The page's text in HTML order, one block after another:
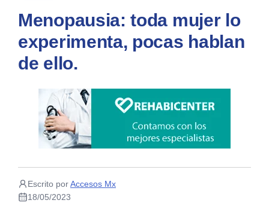
Menopausia: toda mujer lo
experimenta, pocas hablan
de ello.
Escrito porAccesos Mx
18/05/2023